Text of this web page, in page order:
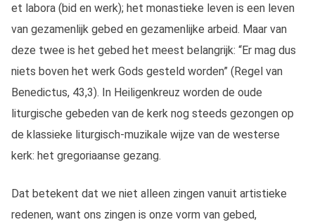
et labora (bid en werk); het monastieke leven is een leven
van gezamenlijk gebed en gezamenlijke arbeid. Maar van
deze twee is het gebed het meest belangrijk: “Er mag dus
niets boven het werk Gods gesteld worden” (Regel van
Benedictus, 43,3). In Heiligenkreuz worden de oude
liturgische gebeden van de kerk nog steeds gezongen op
de klassieke liturgisch-muzikale wijze van de westerse
kerk: het gregoriaanse gezang.
Dat betekent dat we niet alleen zingen vanuit artistieke
redenen, want ons zingen is onze vorm van gebed,